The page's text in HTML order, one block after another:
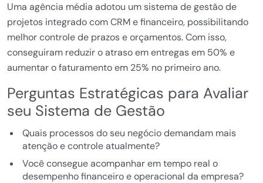
Uma agência média adotou um sistema de gestão de
projetos integrado com CRM e financeiro, possibilitando
melhor controle de prazos e orçamentos. Com isso,
conseguiram reduzir o atraso em entregas em 50% e
aumentar o faturamento em 25% no primeiro ano.
Perguntas Estratégicas para Avaliar
seu Sistema de Gestão
Quais processos do seu negócio demandam mais
atenção e controle atualmente?
Você consegue acompanhar em tempo real o
desempenho financeiro e operacional da empresa?